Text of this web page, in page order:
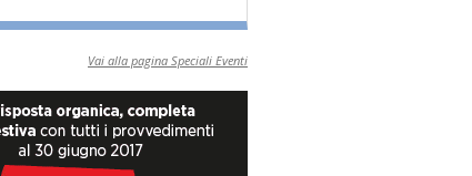
Vai alla pagina Speciali Eventi